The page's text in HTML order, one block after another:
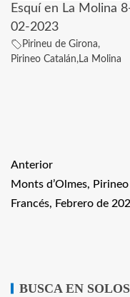
Esquí en La Molina
02-2023
Pirineu de Girona,
Pirineo Catalán,La Molina
Anterior
Monts d’Olmes, Pirineo
Francés, Febrero de
BUSCA EN